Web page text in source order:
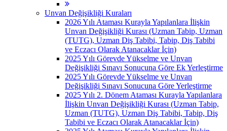
Unvan Değişikliği Kuraları
2026 Yılı Ataması Kurayla Yapılanlara İlişkin
Unvan Değişikliği Kurası (Uzman Tabip, Uzman
(TUTG), Uzman Diş Tabibi, Tabip, Diş Tabibi
ve Eczacı Olarak Atanacaklar İçin)
2025 Yılı Görevde Yükselme ve Unvan
Değişikliği Sınavı Sonucuna Göre Ek Yerleştirme
2025 Yılı Görevde Yükselme ve Unvan
Değişikliği Sınavı Sonucuna Göre Yerleştirme
2025 Yılı 2. Dönem Ataması Kurayla Yapılanlara
İlişkin Unvan Değişikliği Kurası (Uzman Tabip,
Uzman (TUTG), Uzman Diş Tabibi, Tabip, Diş
Tabibi ve Eczacı Olarak Atanacaklar İçin)